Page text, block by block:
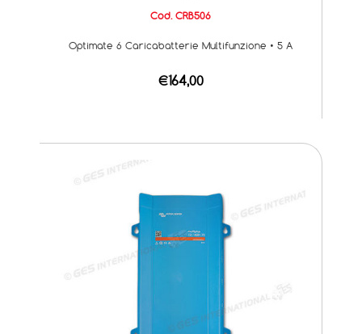
Cod. CRB506
Optimate 6 Caricabatterie Multifunzione • 5 A
€164,00